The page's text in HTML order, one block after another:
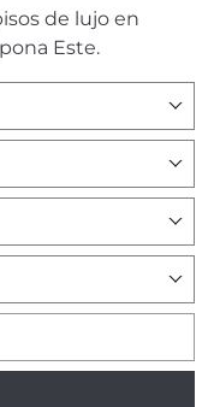
de lujo en
Este.